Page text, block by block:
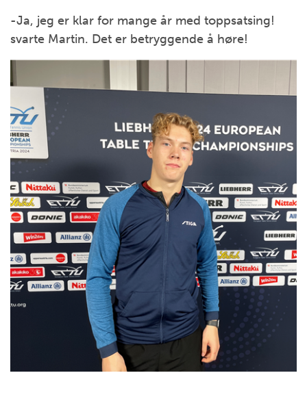
-Ja, jeg er klar for mange år med toppsatsing!
svarte Martin. Det er betryggende å høre!